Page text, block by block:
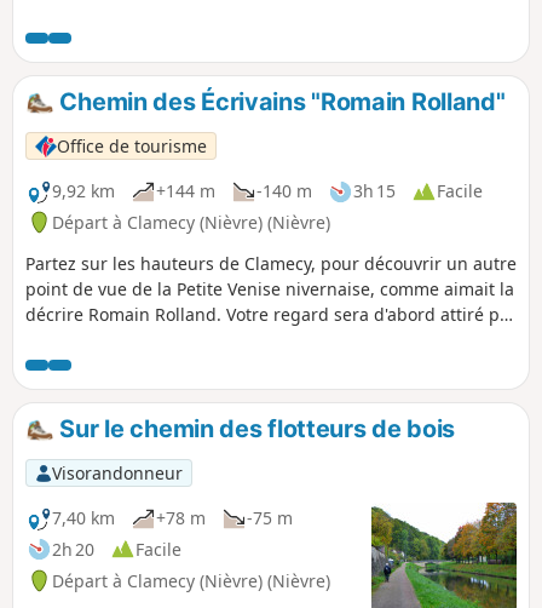
Chemin des Écrivains "Romain Rolland"
Office de tourisme
9,92 km
+144 m -140 m 3h 15
Facile
Départ à Clamecy (Nièvre) (Nièvre)
Partez sur les hauteurs de Clamecy, pour découvrir un autre
point de vue de la Petite Venise nivernaise, comme aimait la
décrire Romain Rolland. Votre regard sera d'abord attiré par
Bethléem, souvenir de l'évêché, exilé à Clamecy au XIIIe
siècle. Depuis Sembert, Clamecy et son centre historique
médiéval semblent nichés au creux d'une nature luxuriante,
traversée par l'Yonne et le canal du Nivernais, l'un des plus
beaux canaux d'Europe.
Sur le chemin des flotteurs de bois
Visorandonneur
7,40 km
+78 m
-75 m
2h 20
Facile
Départ à Clamecy (Nièvre) (Nièvre)